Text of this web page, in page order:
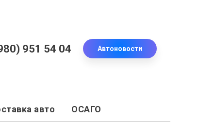
951 54 04 Автоновости
авто ОСАГО